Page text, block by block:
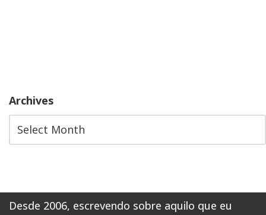
Archives
Desde 2006, escrevendo sobre aquilo que eu